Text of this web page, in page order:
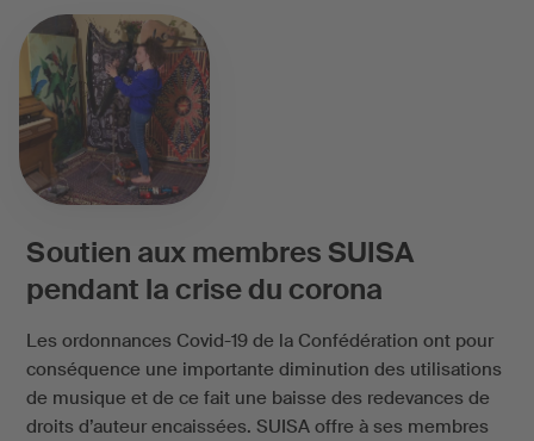
Soutien aux membres SUISA
pendant la crise du corona
Les ordonnances Covid-19 de la Confédération ont pour
conséquence une importante diminution des utilisations
de musique et de ce fait une baisse des redevances de
droits d’auteur encaissées. SUISA offre à ses membres